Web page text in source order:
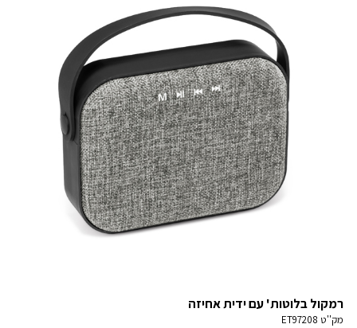
רמקול בלוטות' עם ידית אחיזה
מק''ט ET97208